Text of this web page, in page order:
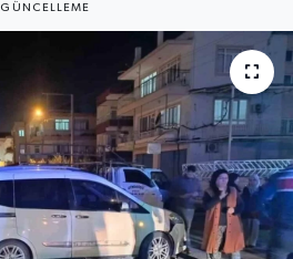
GÜNCELLEME